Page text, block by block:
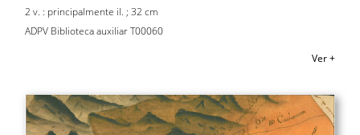
2 v. : principalmente il. ; 32 cm
ADPV Biblioteca auxiliar T00060
Ver +